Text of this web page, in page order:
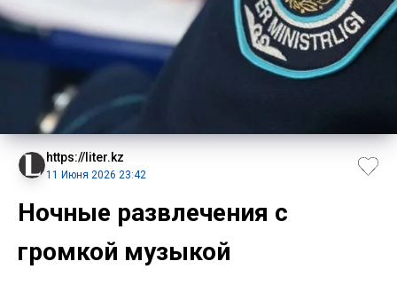
https://liter.kz
11 Июня 2026 23:42
Ночные развлечения с
громкой музыкой